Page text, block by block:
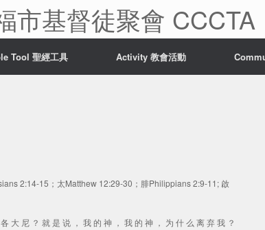
市基督徒聚會 CCCTA
Tool 聖經工具 Activity 教會活動
2:14-15；太Matthew 12:29-30；腓Philippians 2:9-11; 啟
大 尼 ？ 就 是 说 ， 我 的 神 ， 我 的 神 ， 为 什 么 离 弃 我 ？